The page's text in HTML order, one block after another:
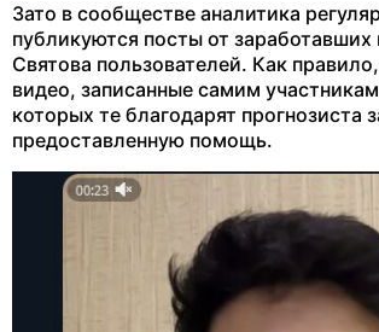
Зато в сообществе аналитика
публикуются посты от заработавших
Святова пользователей. Как
видео, записанные самим
которых те благодарят прогнозиста
предоставленную помощь.